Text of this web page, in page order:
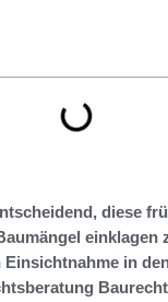
diese
in